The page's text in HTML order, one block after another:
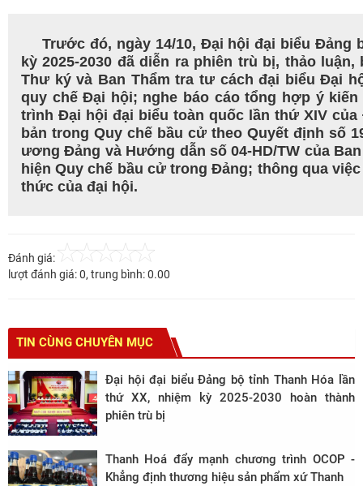
Trước đó, ngày 14/10, Đại hội đại biểu Đảng
kỳ 2025-2030 đã diễn ra phiên trù bị, thảo
Thư ký và Ban Thẩm tra tư cách đại biểu Đại
quy chế Đại hội; nghe báo cáo tổng hợp ý
trình Đại hội đại biểu toàn quốc lần thứ XIV
bản trong Quy chế bầu cử theo Quyết định số
ương Đảng và Hướng dẫn số 04-HD/TW của
hiện Quy chế bầu cử trong Đảng; thông qua
thức của đại hội.
Đánh giá:
lượt đánh giá:0, trung bình:0.00
TIN CÙNG CHUYÊN MỤC
Đại hội đại biểu Đảng bộ tỉnh Thanh Hóa lần
thứ XX, nhiệm kỳ 2025-2030 hoàn thành
phiên trù bị
Thanh Hoá đẩy mạnh chương trình OCOP -
Khẳng định thương hiệu sản phẩm xứ Thanh